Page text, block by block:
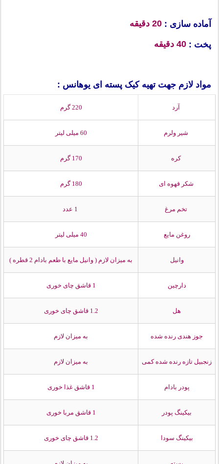
آماده سازی :
پخت :
مواد لازم جهت تهیه کیک پسته ای یوهانس :
آرد 220 گرم
شیر ولرم 60 میلی لیتر
کره 170 گرم
شکر قهوه ای 180 گرم
تخم مرغ
روغن مایع 40 میلی لیتر
وانیل به میزان لازم ( وانیل مایع با طعم بادام 2 قطره )
دارچین 1 قاشق چای خوری
هل 1.2 قاشق چای خوری
جوز هندی رنده شده به میزان لازم
زنجبیل تازه رنده شده کمی به میزان لازم
پودر بادام 1 قاشق غذا خوری
بیکینگ پودر 1 قاشق مربا خوری
بیکینگ سودا 1.2 قاشق چای خوری